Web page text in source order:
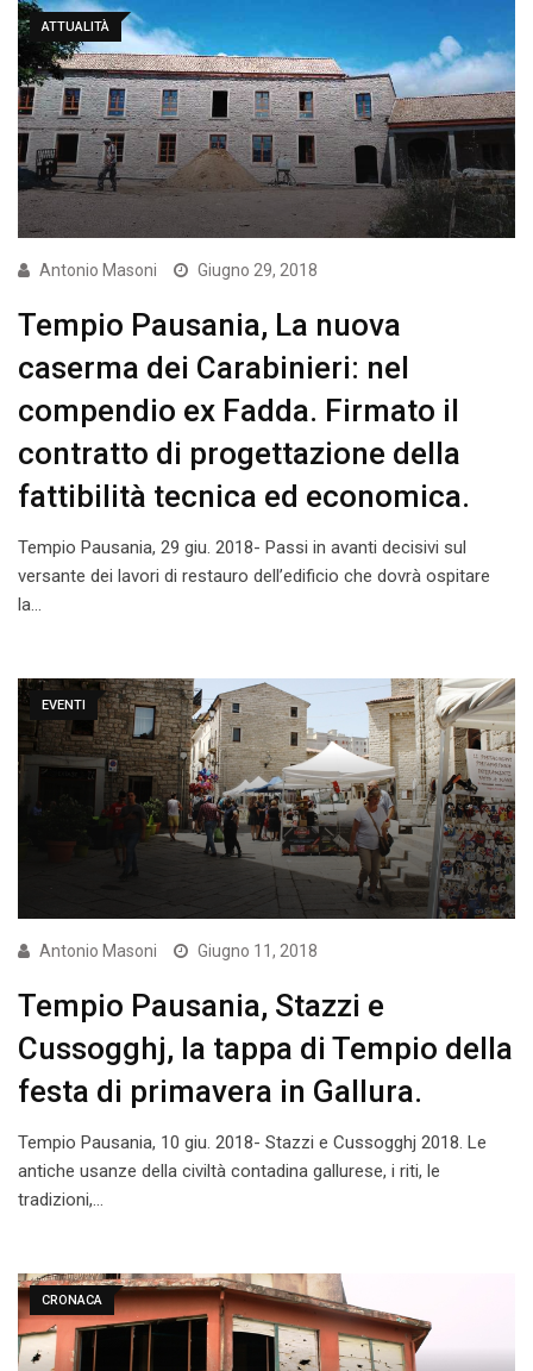
ATTUALITÀ
Antonio Masoni Giugno 29, 2018
Tempio Pausania, La nuova
caserma dei Carabinieri: nel
compendio ex Fadda. Firmato il
contratto di progettazione della
fattibilità tecnica ed economica.
Tempio Pausania, 29 giu. 2018- Passi in avanti decisivi sul
versante dei lavori di restauro dell’edificio che dovrà ospitare
la…
EVENTI
Antonio Masoni Giugno 11, 2018
Tempio Pausania, Stazzi e
Cussogghj, la tappa di Tempio della
festa di primavera in Gallura.
Tempio Pausania, 10 giu. 2018- Stazzi e Cussogghj 2018. Le
antiche usanze della civiltà contadina gallurese, i riti, le
tradizioni,…
CRONACA